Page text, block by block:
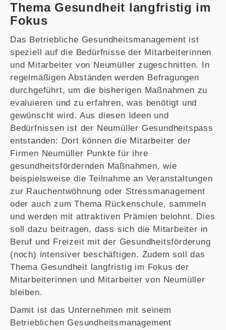
Thema Gesundheit langfristig im
Fokus
Das Betriebliche Gesundheitsmanagement ist
speziell auf die Bedürfnisse der Mitarbeiterinnen
und Mitarbeiter von Neumüller zugeschnitten. In
regelmäßigen Abständen werden Befragungen
durchgeführt, um die bisherigen Maßnahmen zu
evaluieren und zu erfahren, was benötigt und
gewünscht wird. Aus diesen Ideen und
Bedürfnissen ist der Neumüller Gesundheitspass
entstanden: Dort können die Mitarbeiter der
Firmen Neumüller Punkte für ihre
gesundheitsfördernden Maßnahmen, wie
beispielsweise die Teilnahme an Veranstaltungen
zur Rauchentwöhnung oder Stressmanagement
oder auch zum Thema Rückenschule, sammeln
und werden mit attraktiven Prämien belohnt. Dies
soll dazu beitragen, dass sich die Mitarbeiter in
Beruf und Freizeit mit der Gesundheitsförderung
(noch) intensiver beschäftigen. Zudem soll das
Thema Gesundheit langfristig im Fokus der
Mitarbeiterinnen und Mitarbeiter von Neumüller
bleiben.
Damit ist das Unternehmen mit seinem
Betrieblichen Gesundheitsmanagement